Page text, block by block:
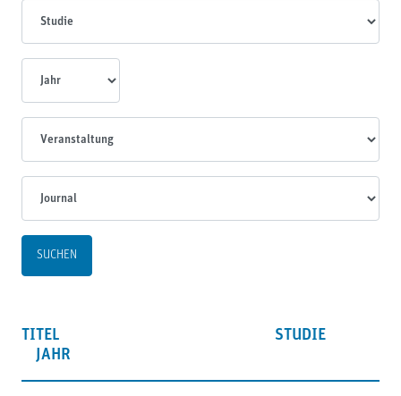
TITEL
STUDIE
JAHR